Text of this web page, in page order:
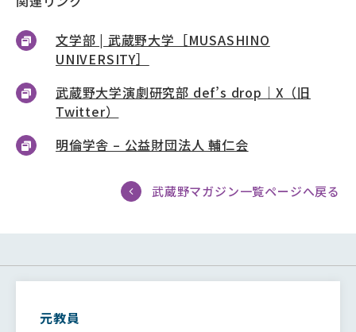
文学部 | 武蔵野大学［MUSASHINO
UNIVERSITY］
武蔵野大学演劇研究部 def’s drop｜X（旧
Twitter）
明倫学舎 – 公益財団法人 輔仁会
武蔵野マガジン一覧ページへ戻る
元教員